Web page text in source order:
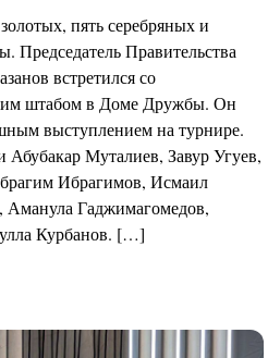
пять серебряных и
Председатель Правительства
встретился со
штабом в Доме Дружбы. Он
выступлением на турнире.
Абубакар Муталиев, Завур Угуев,
Ибрагимов, Исмаил
Гаджимагомедов,
Курбанов. […]